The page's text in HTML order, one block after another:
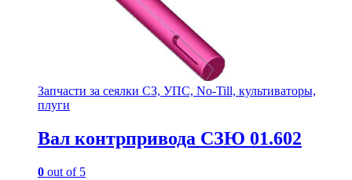
Запчасти за сеялки СЗ, УПС, No-Till, культиваторы,
плуги
Вал контрпривода СЗЮ 01.602
0 out of 5